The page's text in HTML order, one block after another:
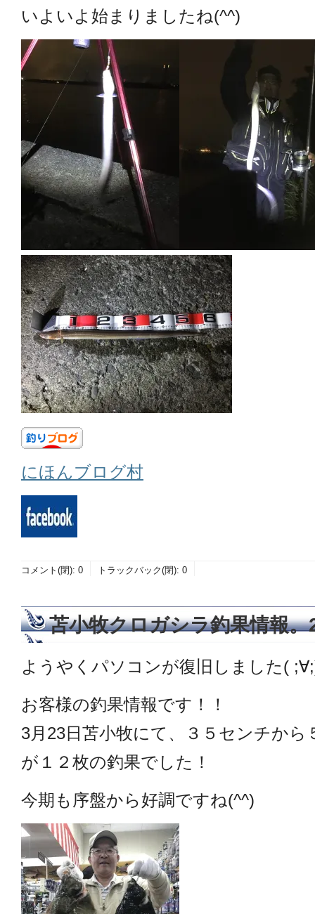
いよいよ始まりましたね(^^)
にほんブログ村
コメント(閉): 0 トラックバック(閉): 0
苫小牧クロガシラ釣果情報
ようやくパソコンが復旧しました(
お客様の釣果情報です！！
3月23日苫小牧にて、３５センチか
が１２枚の釣果でした！
今期も序盤から好調ですね(^^)